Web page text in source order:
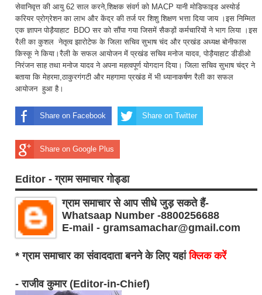
सेवानिवृत्त की आयु 62 साल करने,शिक्षक संवर्ग को MACP यानी मोडिफाइड अस्योर्ड
करियर प्रोग्रेशन का लाभ और केंद्र की तर्ज पर शिशु शिक्षण भत्ता दिया जाय ।इस निम्मित
एक ज्ञापन पोड़ैयाहाट BDO सर को सौंपा गया जिसमें सैकड़ों कर्मचारियों ने भाग लिया ।इस
रैली का कुशल नेतृत्व झारोटेफ के जिला सचिव सुभाष चंद और प्रखंड अध्यक्ष बोनीफास
किस्कू ने किया।रैली के सफल आयोजन में प्रखंड सचिव मनोज यादव, पोड़ैयाहाट डीडीओ
निरंजन साह तथा मनोज यादव ने अपना महत्वपूर्ण योगदान दिया। जिला सचिव सुभाष चंद्र ने
बताया कि मेहरमा,ठाकुरगंगटी और महगामा प्रखंड में भी ध्यानाकर्षण रैली का सफल
आयोजन हुआ है।
Share on Facebook Share on Twitter
Share on Google Plus
Editor - ग्राम समाचार गोड्डा
ग्राम समाचार से आप सीधे जुड़ सकते हैं-
Whatsaap Number -8800256688
E-mail - gramsamachar@gmail.com
* ग्राम समाचार का संवाददाता बनने के लिए यहांक्लिक करें
- राजीव कुमार (Editor-in-Chief)